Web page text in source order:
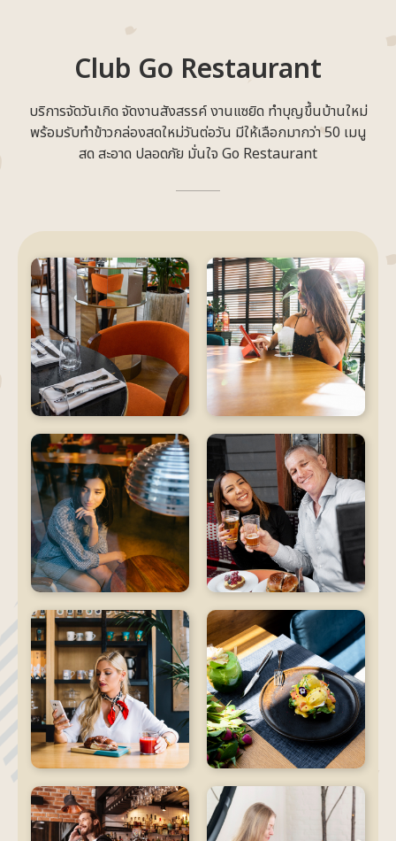
Club Go Restaurant
บริการจัดวันเกิด จัดงานสังสรรค์ งานแซยิด ทำบุญขึ้นบ้านใหม่
พร้อมรับทำข้าวกล่องสดใหม่วันต่อวัน มีให้เลือกมากว่า 50 เมนู
สด สะอาด ปลอดภัย มั่นใจ Go Restaurant